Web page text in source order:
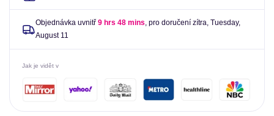
Objednávka uvnitř 9 hrs 48 mins, pro doručení zítra, Tuesday,
August 11
Jak je vidět v